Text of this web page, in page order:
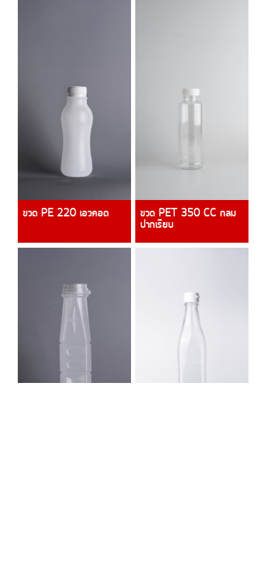
ขวด PE 220 เอวคอด ขวด PET 350 CC กลม
ปากเรียบ